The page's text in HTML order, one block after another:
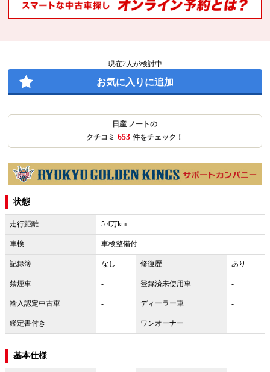
現在2人が検討中
お気に入りに追加
日産 ノートの
クチコミ 653 件をチェック！
状態
走行距離 5.4万km
車検 車検整備付
記録簿 なし 修復歴 あり
禁煙車 - 登録済未使用車 -
輸入認定中古車 - ディーラー車 -
鑑定書付き - ワンオーナー -
基本仕様